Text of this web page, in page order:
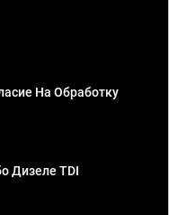
На Обработку
Дизеле TDI